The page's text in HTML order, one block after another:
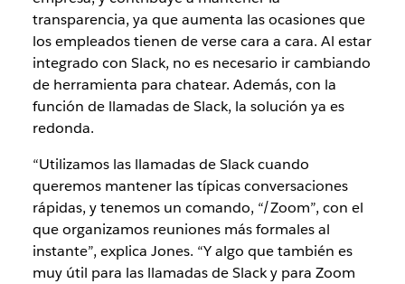
transparencia, ya que aumenta las ocasiones que
los empleados tienen de verse cara a cara. Al estar
integrado con Slack, no es necesario ir cambiando
de herramienta para chatear. Además, con la
función de llamadas de Slack, la solución ya es
redonda.
“Utilizamos las llamadas de Slack cuando
queremos mantener las típicas conversaciones
rápidas, y tenemos un comando, “/Zoom”, con el
que organizamos reuniones más formales al
instante”, explica Jones. “Y algo que también es
muy útil para las llamadas de Slack y para Zoom